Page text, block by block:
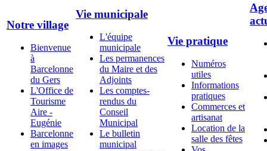
Notre village
Bienvenue
à
Barcelonne
du Gers
L'Office de
Tourisme
Aire -
Eugénie
Barcelonne
en images
Vie municipale
L'équipe
municipale
Les permanences
du Maire et des
Adjoints
Les comptes-
rendus du
Conseil
Municipal
Le bulletin
municipal
Vie pratique
Numéros
utiles
Informations
pratiques
Commerces et
artisanat
Location de la
salle des fêtes